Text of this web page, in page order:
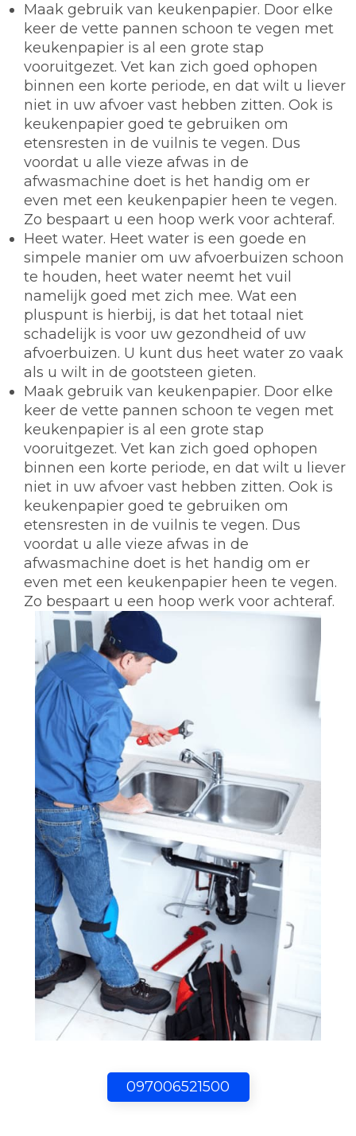
097006521500
Maak gebruik van keukenpapier. Door elke
keer de vette pannen schoon te vegen met
keukenpapier is al een grote stap
vooruitgezet. Vet kan zich goed ophopen
binnen een korte periode, en dat wilt u liever
niet in uw afvoer vast hebben zitten. Ook is
keukenpapier goed te gebruiken om
etensresten in de vuilnis te vegen. Dus
voordat u alle vieze afwas in de
afwasmachine doet is het handig om er
even met een keukenpapier heen te vegen.
Zo bespaart u een hoop werk voor achteraf.
Heet water. Heet water is een goede en
simpele manier om uw afvoerbuizen schoon
te houden, heet water neemt het vuil
namelijk goed met zich mee. Wat een
pluspunt is hierbij, is dat het totaal niet
schadelijk is voor uw gezondheid of uw
afvoerbuizen. U kunt dus heet water zo vaak
als u wilt in de gootsteen gieten.
Maak gebruik van keukenpapier. Door elke
keer de vette pannen schoon te vegen met
keukenpapier is al een grote stap
vooruitgezet. Vet kan zich goed ophopen
binnen een korte periode, en dat wilt u liever
niet in uw afvoer vast hebben zitten. Ook is
keukenpapier goed te gebruiken om
etensresten in de vuilnis te vegen. Dus
voordat u alle vieze afwas in de
afwasmachine doet is het handig om er
even met een keukenpapier heen te vegen.
Zo bespaart u een hoop werk voor achteraf.